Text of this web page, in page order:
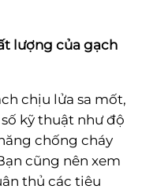
lượng của gạch
chịu lửa sa mốt,
kỹ thuật như độ
chống cháy
cũng nên xem
thủ các tiêu